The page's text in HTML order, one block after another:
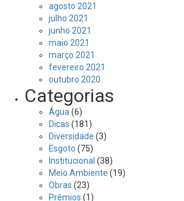
agosto 2021
julho 2021
junho 2021
maio 2021
março 2021
fevereiro 2021
outubro 2020
Categorias
Água (6)
Dicas (181)
Diversidade (3)
Esgoto (75)
Institucional (38)
Meio Ambiente (19)
Obras (23)
Prêmios (1)